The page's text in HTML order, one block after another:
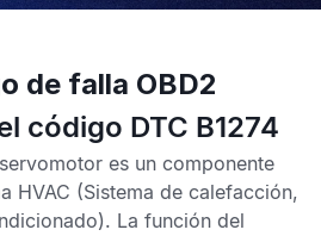
de falla OBD2
código DTC B1274
es un componente
HVAC (Sistema de calefacción,
La función del